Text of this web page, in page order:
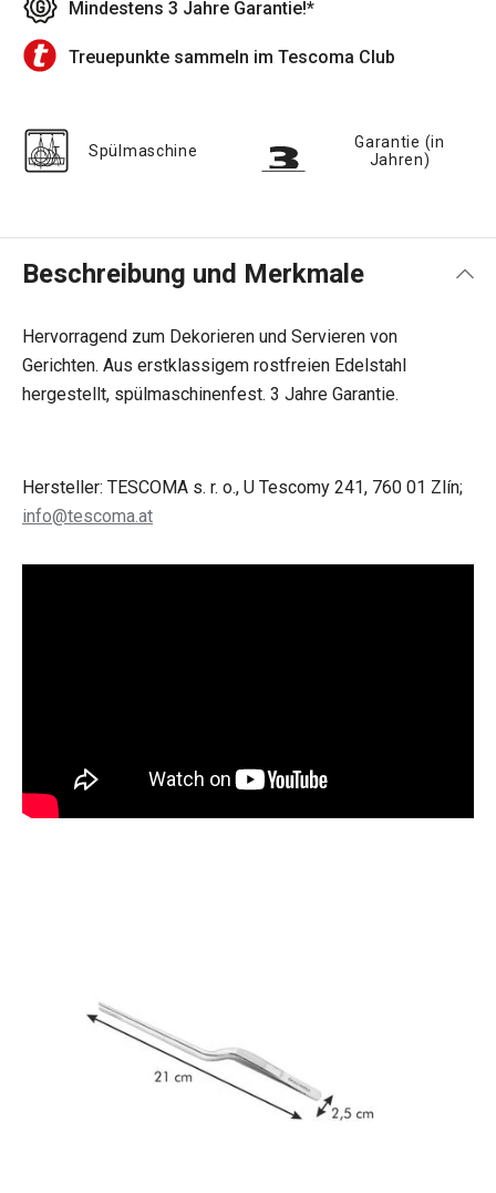
Mindestens 3 Jahre Garantie!*
Treuepunkte sammeln im Tescoma Club
Spülmaschine
Garantie (in
Jahren)
Beschreibung und Merkmale
Hervorragend zum Dekorieren und Servieren von
Gerichten. Aus erstklassigem rostfreien Edelstahl
hergestellt, spülmaschinenfest. 3 Jahre Garantie.
Hersteller: TESCOMA s. r. o., U Tescomy 241, 760 01 Zlín;
info@tescoma.at